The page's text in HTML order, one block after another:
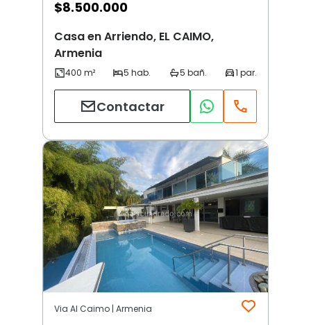
$8.500.000
Casa en Arriendo, EL CAIMO,
Armenia
Contactar
Via Al Caimo | Armenia